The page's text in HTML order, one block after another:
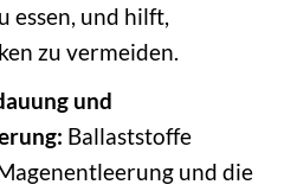
essen, und hilft,
zu vermeiden.
und
Ballaststoffe
und die